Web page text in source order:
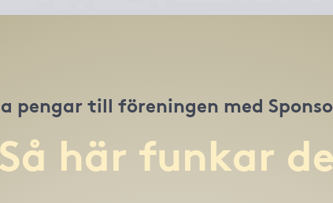
pengar till föreningen med
här funkar